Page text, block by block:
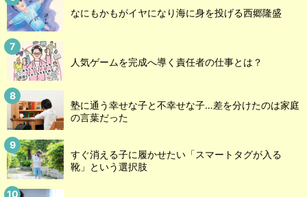
なにもかもがイヤになり海に身を投げる西郷隆盛
人気ゲームを完成へ導く責任者の仕事とは？
塾に通う幸せな子と不幸せな子…差を分けたのは家庭
の言葉だった
すぐ消える子に履かせたい「スマートタグが入る
靴」という選択肢